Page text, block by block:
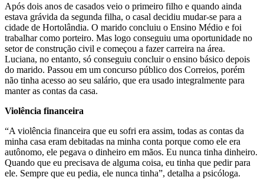
Após dois anos de casados veio o primeiro filho e quando ainda
estava grávida da segunda filha, o casal decidiu mudar-se para a
cidade de Hortolândia. O marido concluiu o Ensino Médio e foi
trabalhar como porteiro. Mas logo conseguiu uma oportunidade no
setor de construção civil e começou a fazer carreira na área.
Luciana, no entanto, só conseguiu concluir o ensino básico depois
do marido. Passou em um concurso público dos Correios, porém
não tinha acesso ao seu salário, que era usado integralmente para
manter as contas da casa.
Violência financeira
“A violência financeira que eu sofri era assim, todas as contas da
minha casa eram debitadas na minha conta porque como ele era
autônomo, ele pegava o dinheiro em mãos. Eu nunca tinha dinheiro.
Quando que eu precisava de alguma coisa, eu tinha que pedir para
ele. Sempre que eu pedia, ele nunca tinha”, detalha a psicóloga.